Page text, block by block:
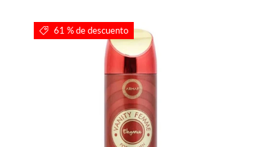
61 % de descuento